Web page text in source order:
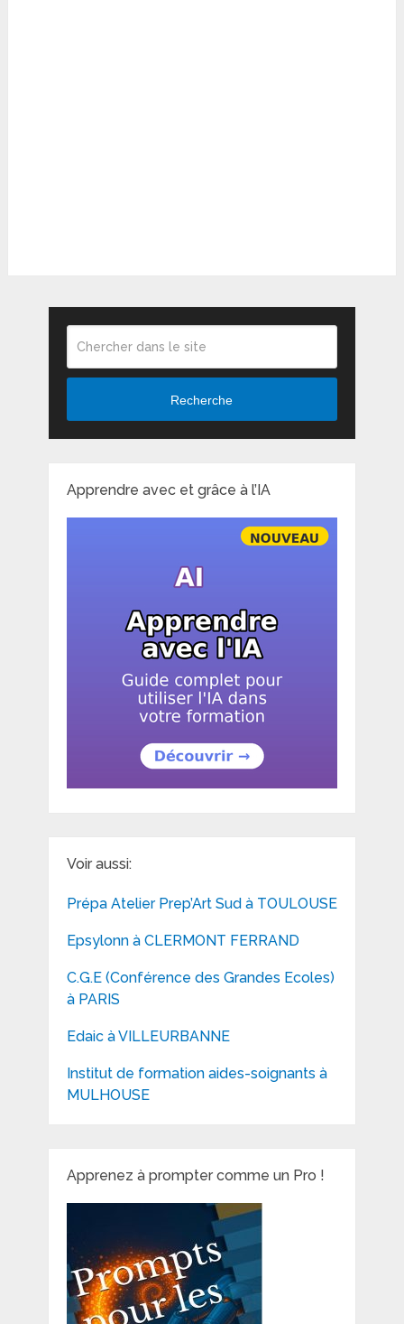
Recherche
Apprendre avec et grâce à l’IA
Voir aussi:
Prépa Atelier Prep’Art Sud à TOULOUSE
Epsylonn à CLERMONT FERRAND
C.G.E (Conférence des Grandes Ecoles)
à PARIS
Edaic à VILLEURBANNE
Institut de formation aides-soignants à
MULHOUSE
Apprenez à prompter comme un Pro !